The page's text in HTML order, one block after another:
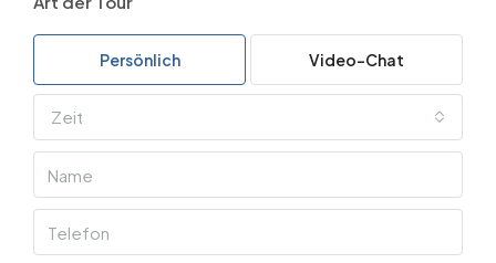
Persönlich Video-Chat
Zeit